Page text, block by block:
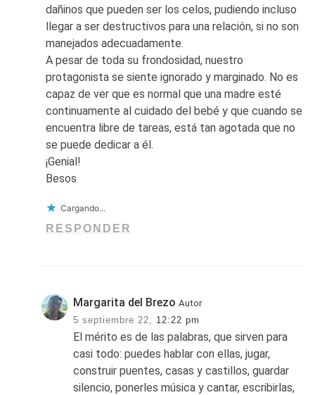
dañinos que pueden ser los celos, pudiendo incluso
llegar a ser destructivos para una relación, si no son
manejados adecuadamente.
A pesar de toda su frondosidad, nuestro
protagonista se siente ignorado y marginado. No es
capaz de ver que es normal que una madre esté
continuamente al cuidado del bebé y que cuando se
encuentra libre de tareas, está tan agotada que no
se puede dedicar a él.
¡Genial!
Besos
Cargando...
RESPONDER
Margarita del Brezo Autor
5 septiembre 22,
12:22 pm
El mérito es de las palabras, que sirven para
casi todo: puedes hablar con ellas, jugar,
construir puentes, casas y castillos, guardar
silencio, ponerles música y cantar, escribirlas,